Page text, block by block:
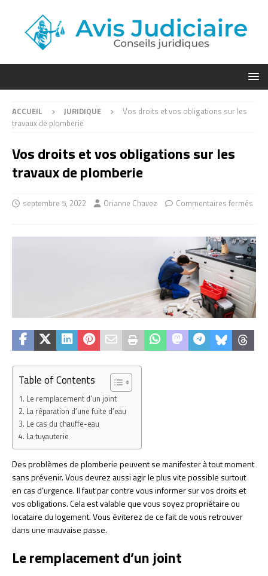
ACCUEIL JURIDIQUE
Vos droits et vos obligations sur les
travaux de plomberie
Vos droits et vos obligations sur les
travaux de plomberie
septembre 5, 2022 Orianne Chavez Commentaires fermés
Table of Contents
Le remplacement d’un joint
La réparation d’une fuite d’eau
Le cas du chauffe-eau
La tuyauterie
Des problèmes de plomberie peuvent se manifester à tout moment
sans prévenir. Vous devrez aussi agir le plus vite possible surtout
en cas d’urgence. Il faut par contre vous informer sur vos droits et
vos obligations. Cela est valable que vous soyez propriétaire ou
locataire du logement. Vous éviterez de ce fait de vous retrouver
dans une mauvaise passe.
Le remplacement d’un joint